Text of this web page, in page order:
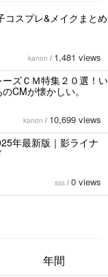
コスプレ&メイクまとめ
kanon / 1,481 views
ズＣＭ特集２０選！い
CMが懐かしい。
kanon / 10,699 views
年最新版｜影ライナ
sss / 0 views
年間